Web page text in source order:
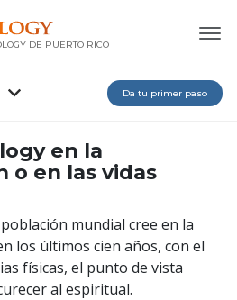
DE PUERTO RICO
Da tu primer paso
en la
o en las vidas
mundial cree en la
los últimos cien años, con el
físicas, el punto de vista
al espiritual.